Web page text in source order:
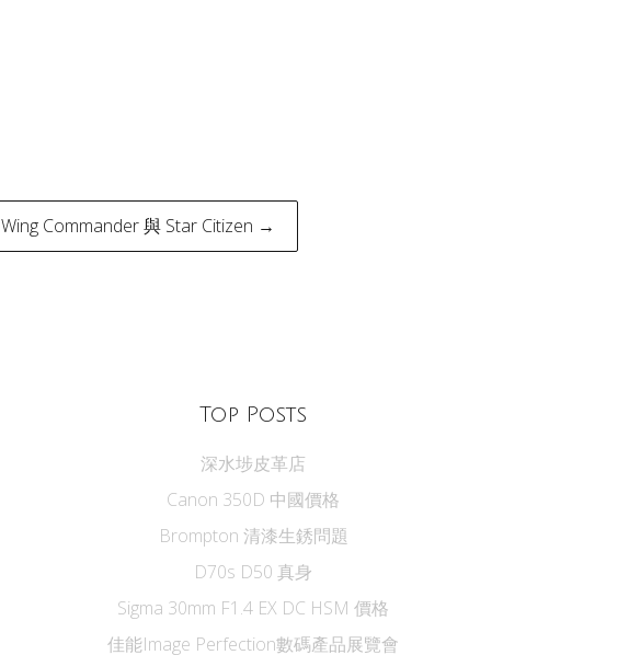
Wing Commander 與 Star Citizen →
Top Posts
深水埗皮革店
Canon 350D 中國價格
Brompton 清漆生銹問題
D70s D50 真身
Sigma 30mm F1.4 EX DC HSM 價格
佳能Image Perfection數碼產品展覽會